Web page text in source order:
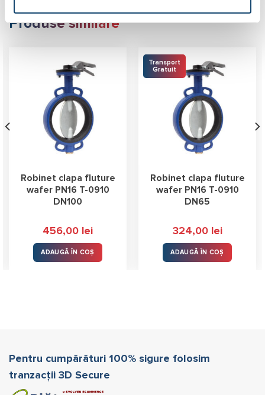
Produse similare
Robinet clapa fluture
wafer PN16 T-0910
DN100
456,00 lei
ADAUGĂ ÎN COȘ
Transport
Gratuit
Robinet clapa fluture
wafer PN16 T-0910
DN65
324,00 lei
ADAUGĂ ÎN COȘ
Pentru cumpărături 100% sigure folosim
tranzacții 3D Secure